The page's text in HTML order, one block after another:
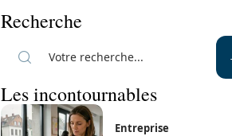
Recherche
Les incontournables
Entreprise